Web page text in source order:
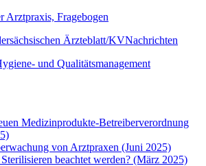
Arztpraxis, Fragebogen
Ärzteblatt/KVNachrichten
und Qualitätsmanagement
Medizinprodukte-Betreiberverordnung
von Arztpraxen (Juni 2025)
beachtet werden? (März 2025)